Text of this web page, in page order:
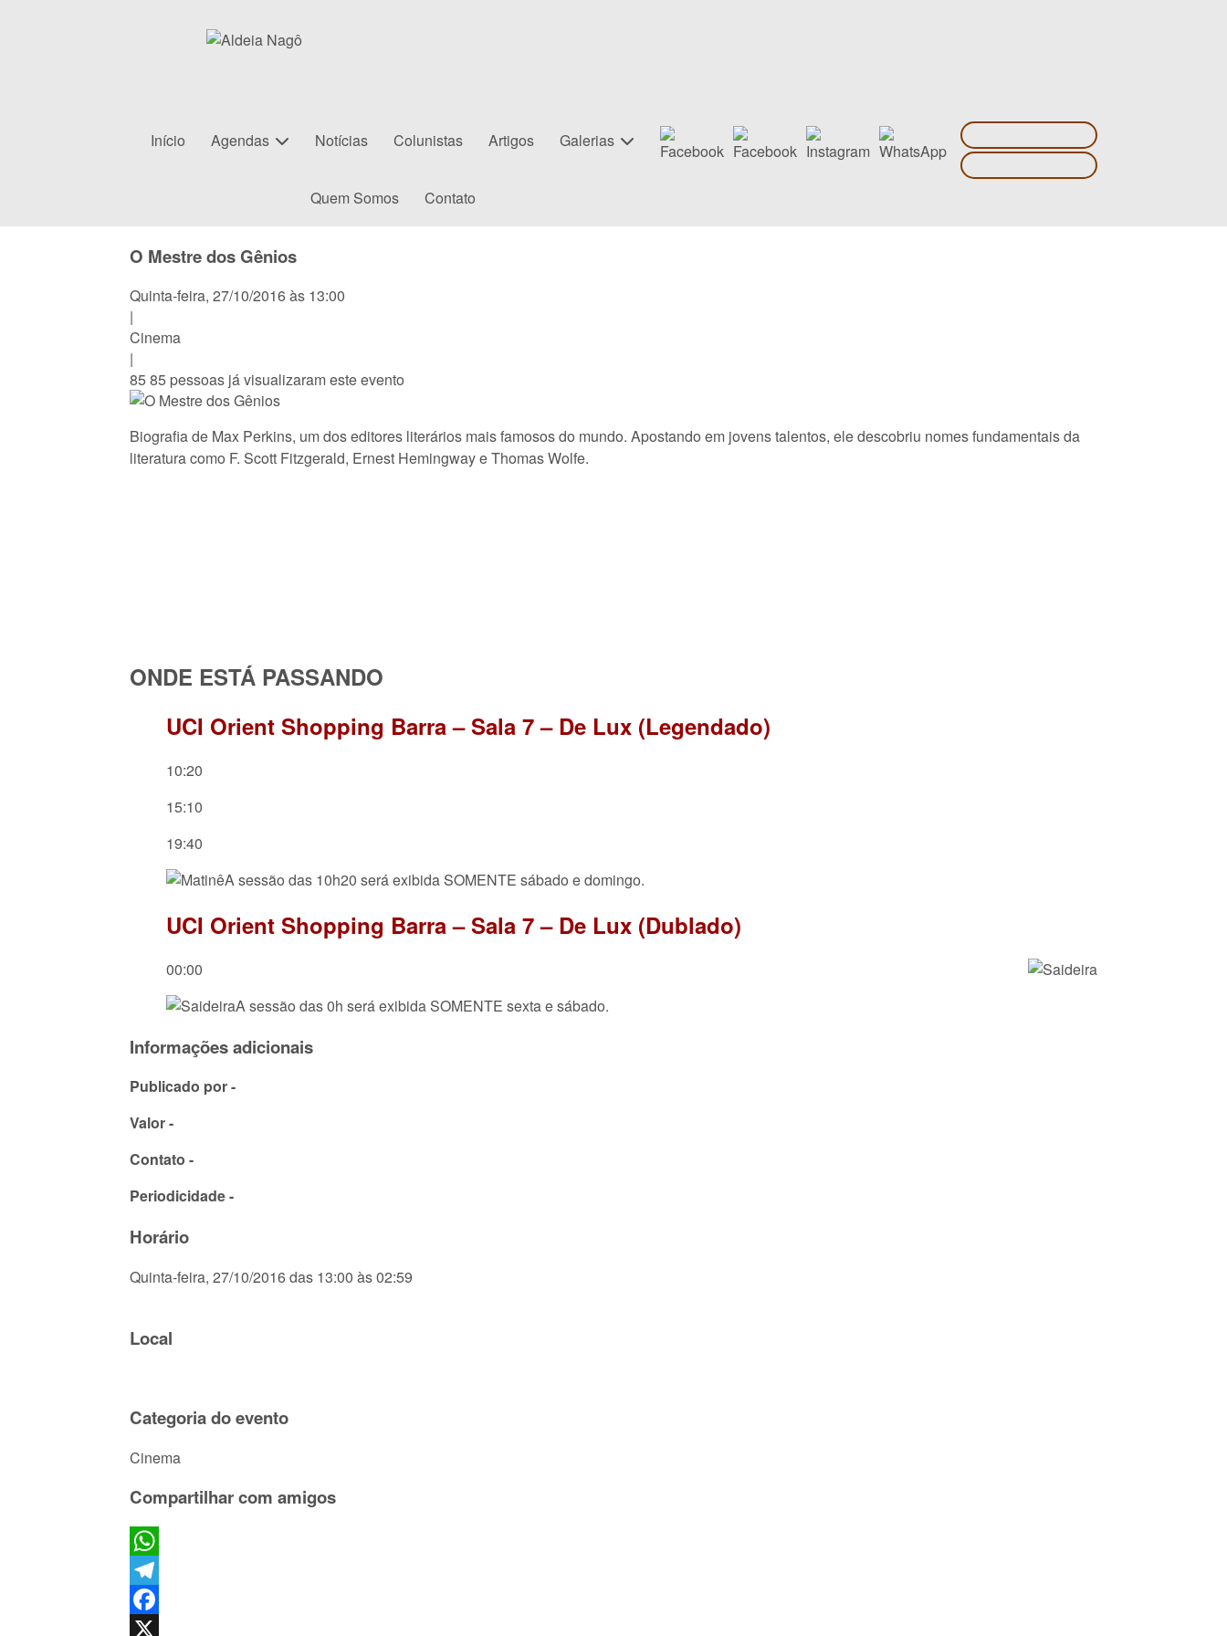
Início Agendas Notícias Colunistas Artigos Galerias
Quem Somos Contato
O Mestre dos Gênios
Quinta-feira, 27/10/2016 às 13:00
|
Cinema
|
8585 pessoas já visualizaram este evento
Biografia de Max Perkins, um dos editores literários mais famosos do mundo. Apostando em jovens talentos, ele descobriu nomes fundamentais da
literatura como F. Scott Fitzgerald, Ernest Hemingway e Thomas Wolfe.
ONDE ESTÁ PASSANDO
UCI Orient Shopping Barra – Sala 7 – De Lux (Legendado)
10:20
15:10
19:40
A sessão das 10h20 será exibida SOMENTE sábado e domingo.
UCI Orient Shopping Barra – Sala 7 – De Lux (Dublado)
00:00
A sessão das 0h será exibida SOMENTE sexta e sábado.
Informações adicionais
Publicado por -
Valor -
Contato -
Periodicidade -
Horário
Quinta-feira, 27/10/2016 das 13:00 às 02:59
Local
Categoria do evento
Cinema
Compartilhar com amigos
WhatsApp
Telegram
Facebook